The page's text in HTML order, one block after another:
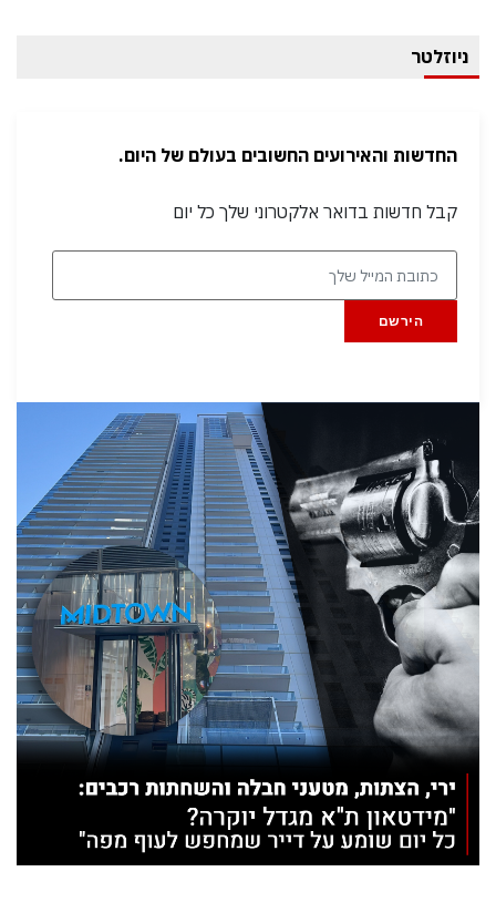
ניוזלטר
החדשות והאירועים החשובים בעולם של היום.
קבל חדשות בדואר אלקטרוני שלך כל יום
הירשם